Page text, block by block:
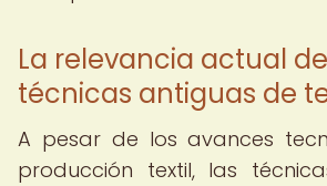
La relevancia actual
técnicas antiguas de
A pesar de los avances
producción textil, las